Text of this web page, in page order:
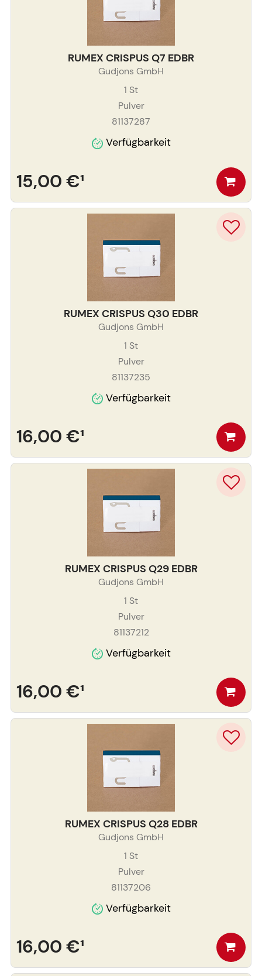
RUMEX CRISPUS Q7 EDBR
Gudjons GmbH
1 St
Pulver
81137287
Verfügbarkeit
15,00 €¹
RUMEX CRISPUS Q30 EDBR
Gudjons GmbH
1 St
Pulver
81137235
Verfügbarkeit
16,00 €¹
RUMEX CRISPUS Q29 EDBR
Gudjons GmbH
1 St
Pulver
81137212
Verfügbarkeit
16,00 €¹
RUMEX CRISPUS Q28 EDBR
Gudjons GmbH
1 St
Pulver
81137206
Verfügbarkeit
16,00 €¹